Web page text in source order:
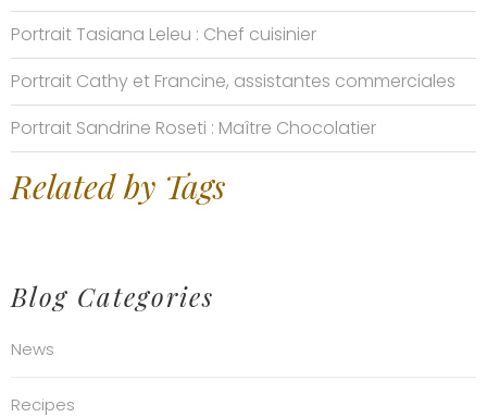
Portrait Tasiana Leleu : Chef cuisinier
Portrait Cathy et Francine, assistantes commerciales
Portrait Sandrine Roseti : Maître Chocolatier
Related by Tags
Blog Categories
News
Recipes